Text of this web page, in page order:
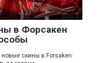
в Форсакен
новые скины в Forsaken: